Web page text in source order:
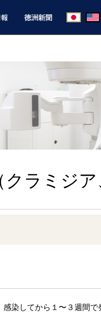
ラミジア
染してから１〜３週間で